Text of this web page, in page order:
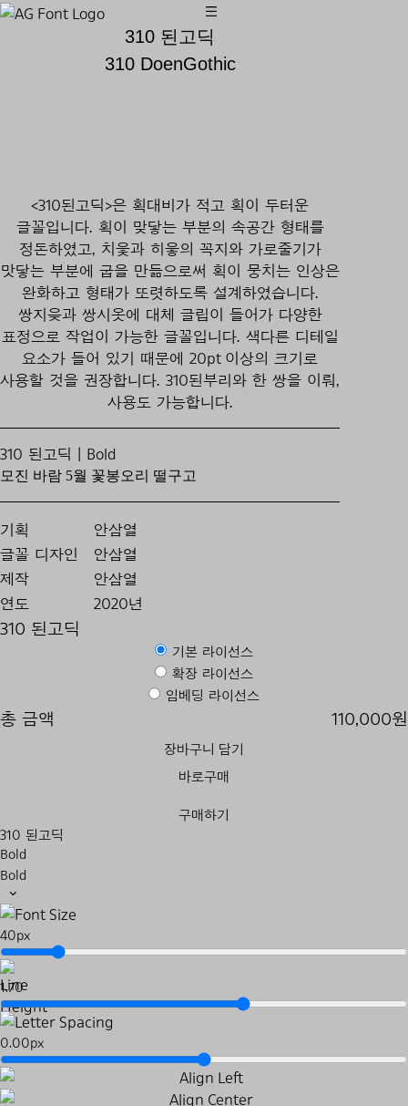
310 된고딕
310 DoenGothic
<310된고딕>은 획대비가 적고 획이 두터운
글꼴입니다. 획이 맞닿는 부분의 속공간 형태를
정돈하였고, 치읓과 히읗의 꼭지와 가로줄기가
맛닿는 부분에 굽을 만듦으로써 획이 뭉치는 인상은
완화하고 형태가 또렷하도록 설계하였습니다.
쌍지읒과 쌍시옷에 대체 글립이 들어가 다양한
표정으로 작업이 가능한 글꼴입니다. 색다른 디테일
요소가 들어 있기 때문에 20pt 이상의 크기로
사용할 것을 권장합니다. 310된부리와 한 쌍을 이뤄,
사용도 가능합니다.
310 된고딕 | Bold
모진 바람 5월 꽃봉오리 떨구고
기획
안삼열
글꼴 디자인
안삼열
제작
안삼열
연도
2020년
310 된고딕
기본 라이선스
확장 라이선스
임베딩 라이선스
총 금액 110,000원
장바구니 담기
바로구매
구매하기
310 된고딕
Bold
Bold
40px
1.70
0.00px